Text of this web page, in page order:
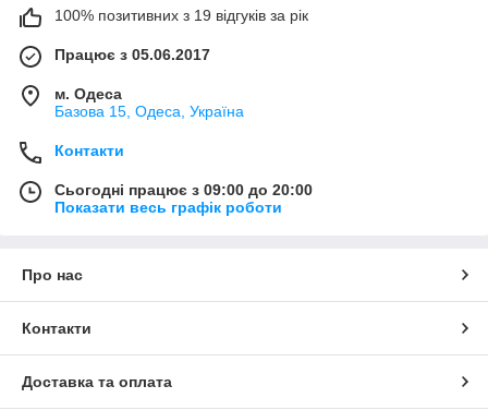
100% позитивних з 19 відгуків за рік
Працює з 05.06.2017
м. Одеса
Базова 15, Одеса, Україна
Контакти
Сьогодні працює з 09:00 до 20:00
Показати весь графік роботи
Про нас
Контакти
Доставка та оплата